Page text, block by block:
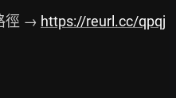
徑 → https://reurl.cc/qpqj